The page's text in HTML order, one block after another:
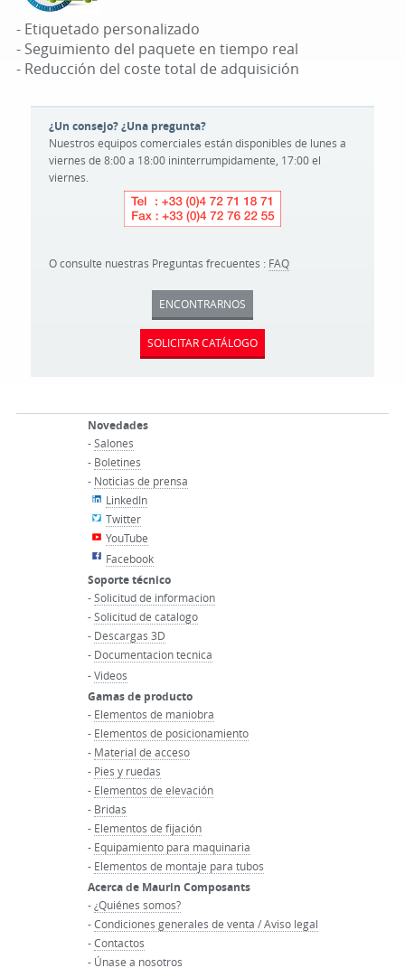
- Etiquetado personalizado
- Seguimiento del paquete en tiempo real
- Reducción del coste total de adquisición
¿Un consejo? ¿Una pregunta?
Nuestros equipos comerciales están disponibles de lunes a
viernes de 8:00 a 18:00 ininterrumpidamente, 17:00 el
viernes.
O consulte nuestras Preguntas frecuentes : FAQ
ENCONTRARNOS
SOLICITAR CATÁLOGO
Novedades
-Salones
- Boletines
- Noticias de prensa
LinkedIn
Twitter
YouTube
Facebook
Soporte técnico
-Solicitud de informacion
-Solicitud de catalogo
- Descargas 3D
- Documentacion tecnica
-Videos
Gamas de producto
- Elementos de maniobra
- Elementos de posicionamiento
- Material de acceso
- Pies y ruedas
- Elementos de elevación
- Bridas
- Elementos de fijación
- Equipamiento para maquinaria
- Elementos de montaje para tubos
Acerca de Maurin Composants
-¿Quiénes somos?
-Condiciones generales de venta / Aviso legal
-Contactos
- Únase a nosotros